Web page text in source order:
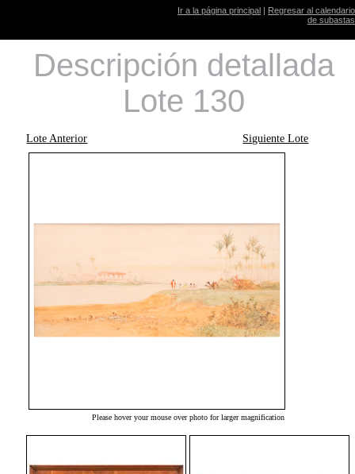
Ir a la página principal | Regresar al calendario
de subastas
Descripción detallada
Lote 130
Lote Anterior Siguiente Lote
Please hover your mouse over photo for larger magnification